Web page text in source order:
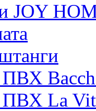
JOY
La